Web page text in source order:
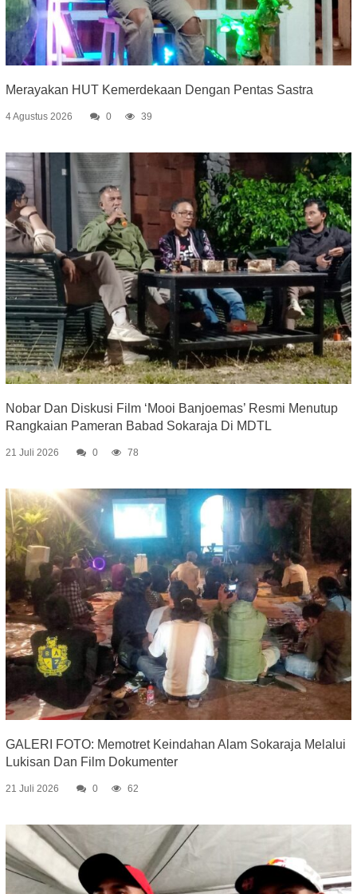
Merayakan HUT Kemerdekaan Dengan Pentas Sastra
4 Agustus 2026 0 39
Nobar Dan Diskusi Film ‘Mooi Banjoemas’ Resmi Menutup
Rangkaian Pameran Babad Sokaraja Di MDTL
21 Juli 2026 0 78
GALERI FOTO: Memotret Keindahan Alam Sokaraja Melalui
Lukisan Dan Film Dokumenter
21 Juli 2026 0 62